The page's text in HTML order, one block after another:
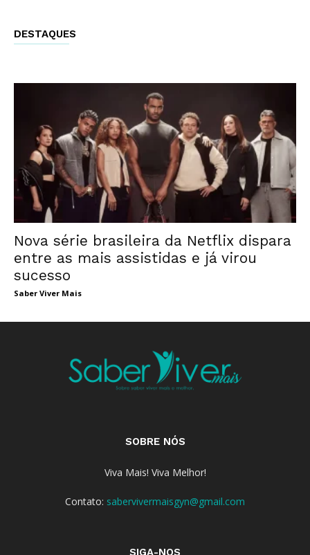
DESTAQUES
Nova série brasileira da Netflix dispara
entre as mais assistidas e já virou
sucesso
Saber Viver Mais
SOBRE NÓS
Viva Mais! Viva Melhor!
Contato: sabervivermaisgyn@gmail.com
SIGA-NOS